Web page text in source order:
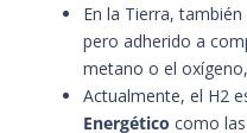
En la Tierra,
pero adherido a
metano o el
Actualmente, el H2
Energético como